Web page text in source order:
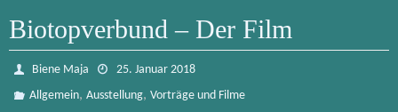
Biotopverbund – Der Film
Biene Maja
25. Januar 2018
Allgemein,Ausstellung,Vorträge und Filme